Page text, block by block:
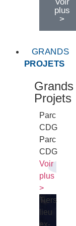
plus
>
GRANDS
PROJETS
Grands
Projets
Parc
CDG
Parc
CDG
Voir
plus
>
Tiers
lieu
ex-